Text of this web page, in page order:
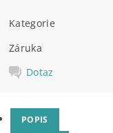
Kategorie
Záruka
Dotaz
POPIS